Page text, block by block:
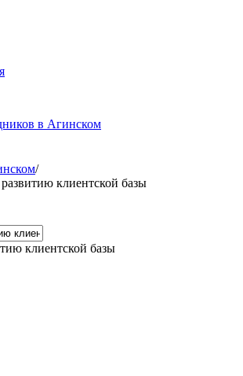
в Агинском
/
клиентской базы
клиентской базы